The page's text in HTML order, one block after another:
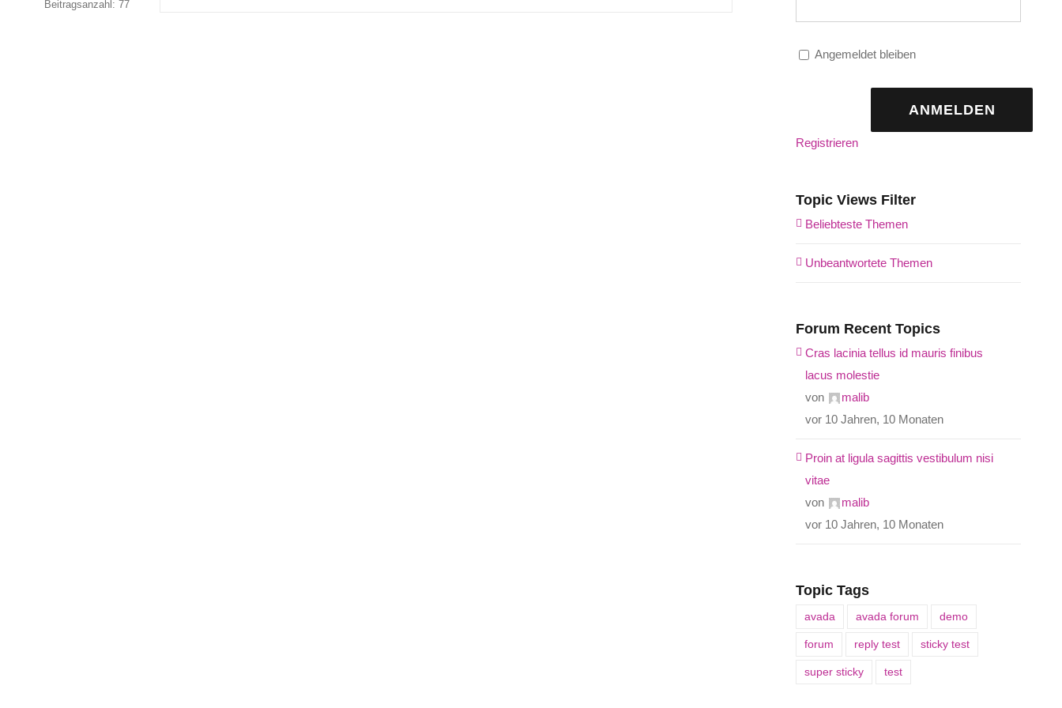
Beitragsanzahl: 77
Angemeldet bleiben
ANMELDEN
Registrieren
Topic Views Filter
Beliebteste Themen
Unbeantwortete Themen
Forum Recent Topics
Cras lacinia tellus id mauris finibus
lacus molestie
von
malib
vor 10 Jahren, 10 Monaten
Proin at ligula sagittis vestibulum nisi
vitae
von
malib
vor 10 Jahren, 10 Monaten
Topic Tags
avada avada forum demo
forum reply test sticky test
super sticky test